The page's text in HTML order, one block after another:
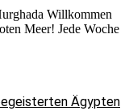
Willkommen
Meer! Jede Woche